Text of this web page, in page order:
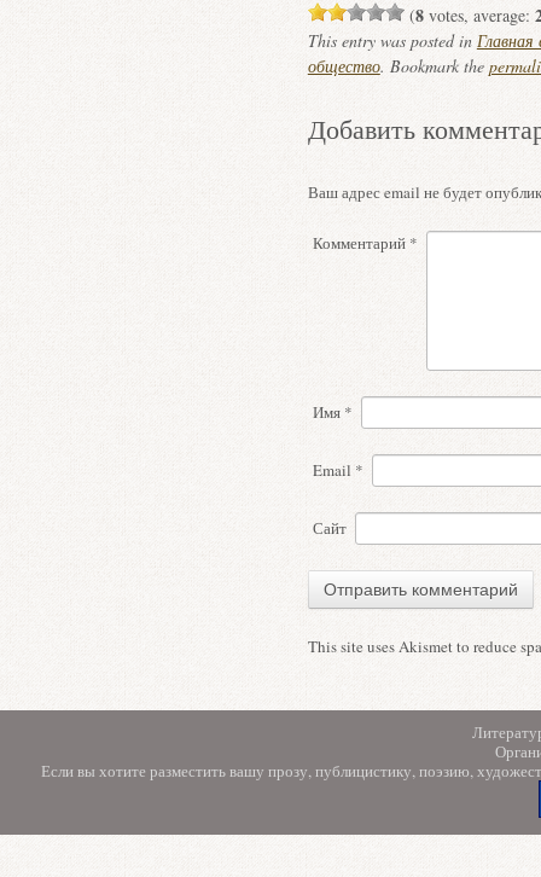
(8votes, average:
This entry was posted in
общество. Bookmark the
Добавить
Ваш адрес email не будет
Комментарий *
Имя *
Email *
Сайт
This site uses Akismet to reduce
Если вы хотите разместить вашу прозу, публицистику, поэзию,